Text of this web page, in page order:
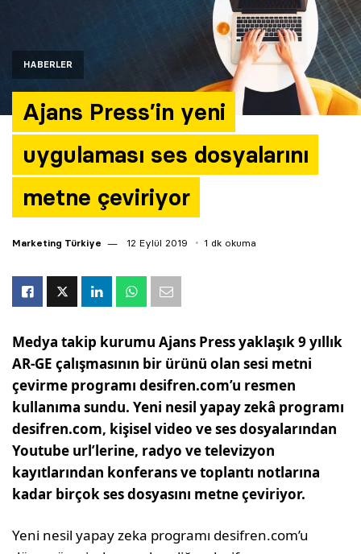
HABERLER
Ajans Press’in yeni
uygulaması ses dosyalarını
metne çeviriyor
Marketing Türkiye 12 Eylül 2019 1 dk okuma
Medya takip kurumu Ajans Press yaklaşık 9 yıllık
AR-GE çalışmasının bir ürünü olan sesi metni
çevirme programı desifren.com’u resmen
kullanıma sundu. Yeni nesil yapay zekâ programı
desifren.com, kişisel video ve ses dosyalarından
Youtube url’lerine, radyo ve televizyon
kayıtlarından konferans ve toplantı notlarına
kadar birçok ses dosyasını metne çeviriyor.
Yeni nesil yapay zeka programı desifren.com’u